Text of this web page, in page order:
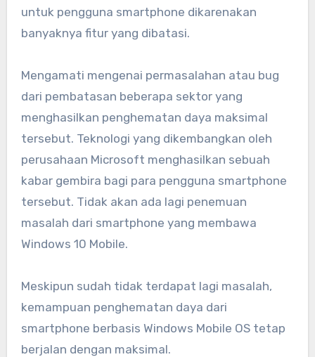
untuk pengguna smartphone dikarenakan
banyaknya fitur yang dibatasi.
Mengamati mengenai permasalahan atau bug
dari pembatasan beberapa sektor yang
menghasilkan penghematan daya maksimal
tersebut. Teknologi yang dikembangkan oleh
perusahaan Microsoft menghasilkan sebuah
kabar gembira bagi para pengguna smartphone
tersebut. Tidak akan ada lagi penemuan
masalah dari smartphone yang membawa
Windows 10 Mobile.
Meskipun sudah tidak terdapat lagi masalah,
kemampuan penghematan daya dari
smartphone berbasis Windows Mobile OS tetap
berjalan dengan maksimal.